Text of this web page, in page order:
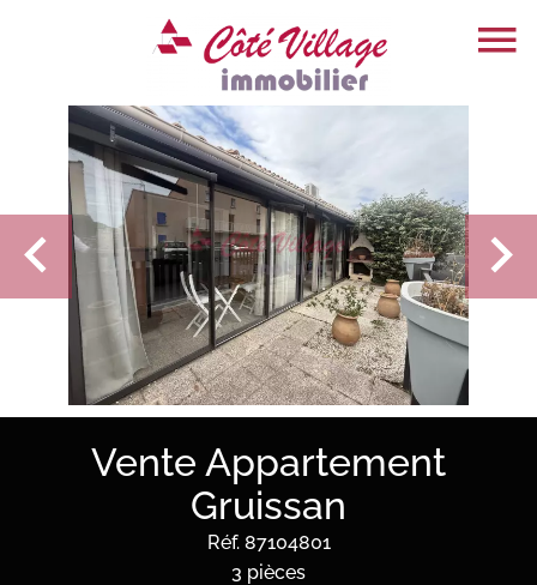
Vente Appartement
Gruissan
Réf. 87104801
3 pièces